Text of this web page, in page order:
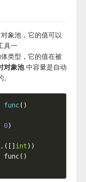
象池，它的值可以
具一
类型，它的值在被
对象池中容量是自动
func( )
0)
. ( [ ] int) )
func()